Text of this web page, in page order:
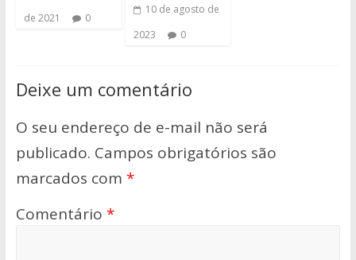
de 2021
0
10 de agosto de
2023
0
Deixe um comentário
O seu endereço de e-mail não será
publicado. Campos obrigatórios são
marcados com *
Comentário *